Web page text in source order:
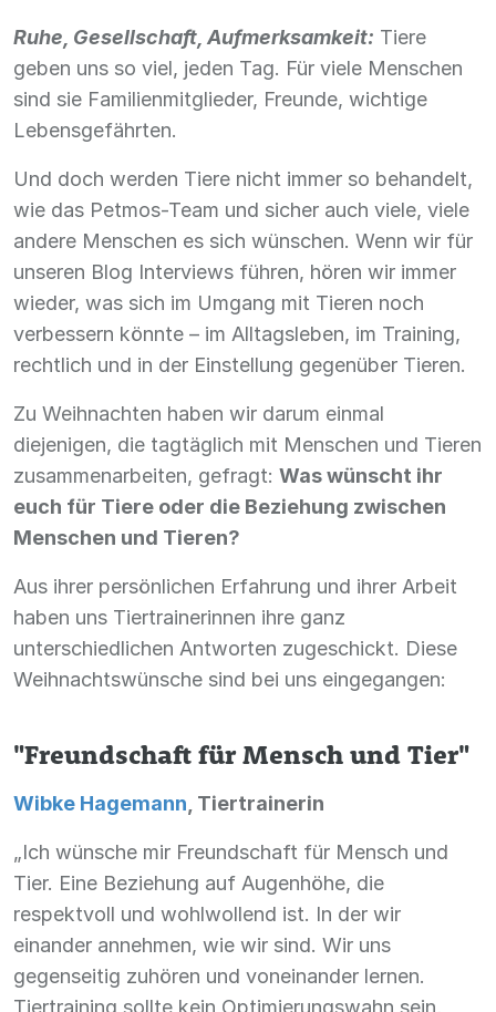
Ruhe, Gesellschaft, Aufmerksamkeit: Tiere
geben uns so viel, jeden Tag. Für viele Menschen
sind sie Familienmitglieder, Freunde, wichtige
Lebensgefährten.
Und doch werden Tiere nicht immer so behandelt,
wie das Petmos-Team und sicher auch viele, viele
andere Menschen es sich wünschen. Wenn wir für
unseren Blog Interviews führen, hören wir immer
wieder, was sich im Umgang mit Tieren noch
verbessern könnte – im Alltagsleben, im Training,
rechtlich und in der Einstellung gegenüber Tieren.
Zu Weihnachten haben wir darum einmal
diejenigen, die tagtäglich mit Menschen und Tieren
zusammenarbeiten, gefragt: Was wünscht ihr
euch für Tiere oder die Beziehung zwischen
Menschen und Tieren?
Aus ihrer persönlichen Erfahrung und ihrer Arbeit
haben uns Tiertrainerinnen ihre ganz
unterschiedlichen Antworten zugeschickt. Diese
Weihnachtswünsche sind bei uns eingegangen:
"Freundschaft für Mensch und Tier"
Wibke Hagemann , Tiertrainerin
„Ich wünsche mir Freundschaft für Mensch und
Tier. Eine Beziehung auf Augenhöhe, die
respektvoll und wohlwollend ist. In der wir
einander annehmen, wie wir sind. Wir uns
gegenseitig zuhören und voneinander lernen.
Tiertraining sollte kein Optimierungswahn sein,